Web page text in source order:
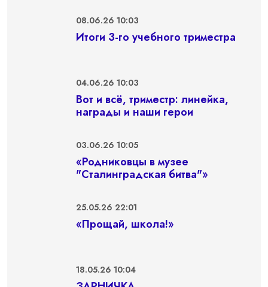
08.06.26 10:03
Итоги 3-го учебного триместра
04.06.26 10:03
Вот и всё, триместр: линейка,
награды и наши герои
03.06.26 10:05
«Родниковцы в музее
"Сталинградская битва"»
25.05.26 22:01
«Прощай, школа!»
18.05.26 10:04